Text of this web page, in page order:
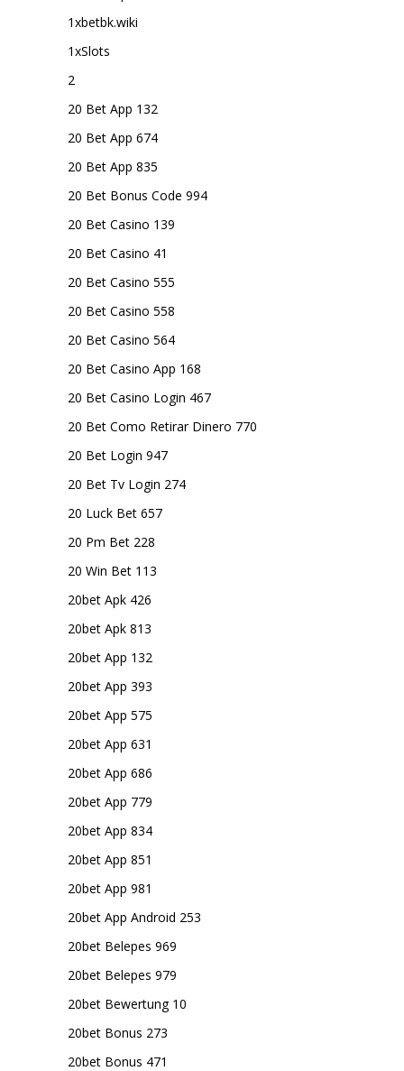
1xbetbk.wiki
1xSlots
2
20 Bet App 132
20 Bet App 674
20 Bet App 835
20 Bet Bonus Code 994
20 Bet Casino 139
20 Bet Casino 41
20 Bet Casino 555
20 Bet Casino 558
20 Bet Casino 564
20 Bet Casino App 168
20 Bet Casino Login 467
20 Bet Como Retirar Dinero 770
20 Bet Login 947
20 Bet Tv Login 274
20 Luck Bet 657
20 Pm Bet 228
20 Win Bet 113
20bet Apk 426
20bet Apk 813
20bet App 132
20bet App 393
20bet App 575
20bet App 631
20bet App 686
20bet App 779
20bet App 834
20bet App 851
20bet App 981
20bet App Android 253
20bet Belepes 969
20bet Belepes 979
20bet Bewertung 10
20bet Bonus 273
20bet Bonus 471